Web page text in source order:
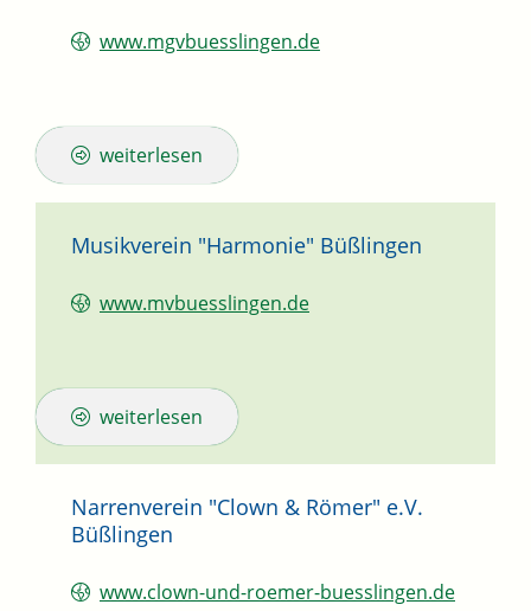
www.mgvbuesslingen.de
weiterlesen
Musikverein "Harmonie" Büßlingen
www.mvbuesslingen.de
weiterlesen
Narrenverein "Clown & Römer" e.V.
Büßlingen
www.clown-und-roemer-buesslingen.de